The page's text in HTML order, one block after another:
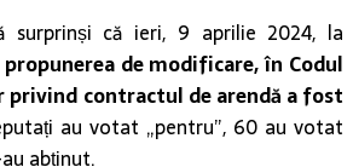
surprinși că ieri, 9 aprilie 2024, la
propunerea de modificare, în Codul
privind contractul de arendă a fost
au votat „pentru”, 60 au votat
abținut.